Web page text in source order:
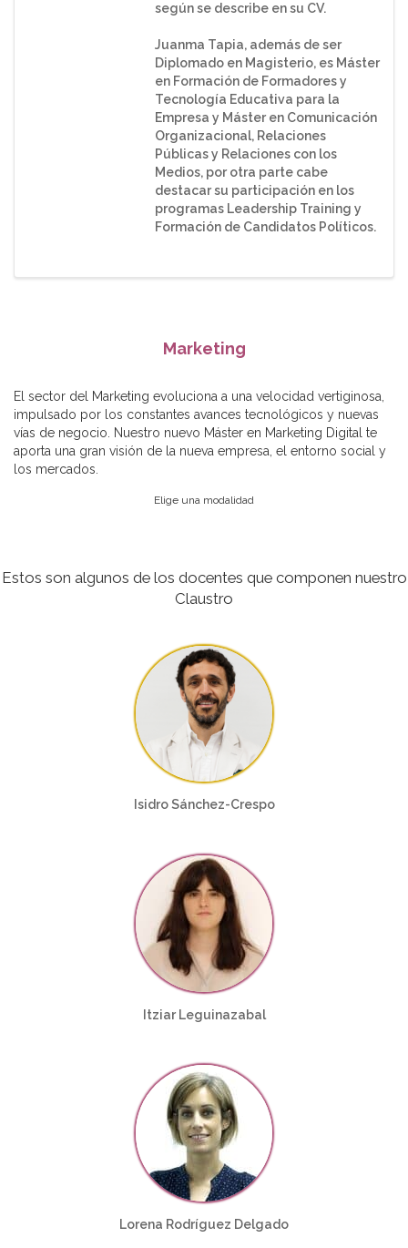
según se describe en su CV.
Juanma Tapia, además de ser
Diplomado en Magisterio, es Máster
en Formación de Formadores y
Tecnología Educativa para la
Empresa y Máster en Comunicación
Organizacional, Relaciones
Públicas y Relaciones con los
Medios, por otra parte cabe
destacar su participación en los
programas Leadership Training y
Formación de Candidatos Políticos.
Marketing
El sector del Marketing evoluciona a una velocidad vertiginosa,
impulsado por los constantes avances tecnológicos y nuevas
vías de negocio. Nuestro nuevo Máster en Marketing Digital te
aporta una gran visión de la nueva empresa, el entorno social y
los mercados.
Elige una modalidad
Estos son algunos de los docentes que componen nuestro
Claustro
Isidro Sánchez-Crespo
Itziar Leguinazabal
Lorena Rodríguez Delgado